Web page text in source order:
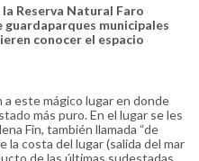
Reserva Natural Faro
guardaparques municipales
conocer el espacio
a este mágico lugar en donde
más puro. En el lugar se les
Fin, también llamada “de
la costa del lugar (salida del mar
de las últimas sudestadas